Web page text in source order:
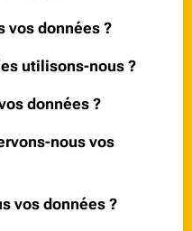
vos données ?
utilisons-nous ?
données ?
nous vos
vos données ?